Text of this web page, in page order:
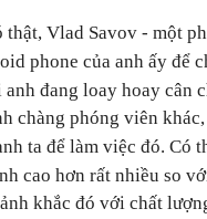
Vlad Savov - một
phone của anh ấy để
đang loay hoay cân
chàng phóng viên
ta để làm việc đó. Có
cao hơn rất nhiều so
khắc đó với chất